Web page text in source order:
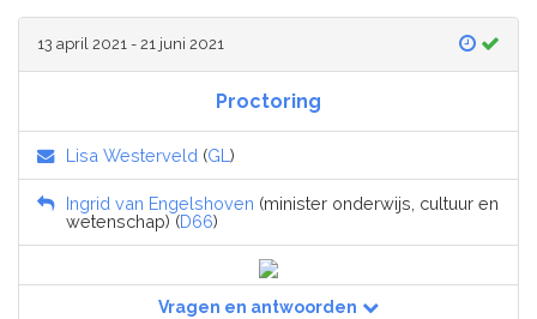
13 april 2021 - 21 juni 2021
Proctoring
Lisa Westerveld (GL )
Ingrid van Engelshoven (minister onderwijs, cultuur en
wetenschap) (D66)
Vragen en antwoorden